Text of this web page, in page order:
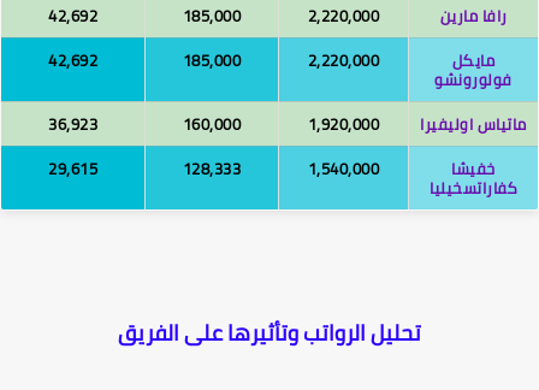
رافا مارين
2,220,000
185,000
42,692
مايكل
فولورونشو
2,220,000
185,000
42,692
اوليفيرا 1,920,000
160,000
36,923
خفيشا
كفاراتسخيليا
1,540,000
128,333
29,615
تحليل الرواتب وتأثيرها على الفريق